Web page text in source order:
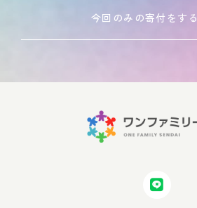
今回のみの寄付をする